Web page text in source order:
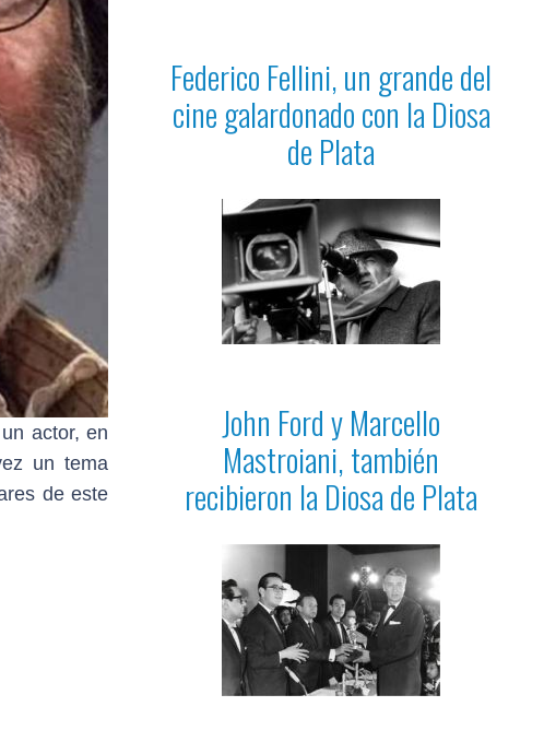
actor, en
un tema
de este
Federico Fellini, un grande del
cine galardonado con la Diosa
de Plata
John Ford y Marcello
Mastroiani, también
recibieron la Diosa de Plata